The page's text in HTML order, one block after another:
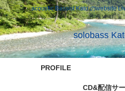
acoustic Bassist Kato のwebsite
solobass
PROFILE
CD&配信サ